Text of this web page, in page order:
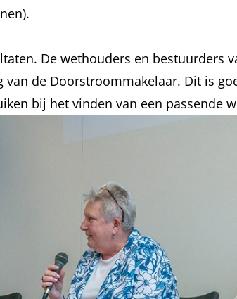
De wethouders en bestuurders
de Doorstroommakelaar. Dit is
bij het vinden van een passende